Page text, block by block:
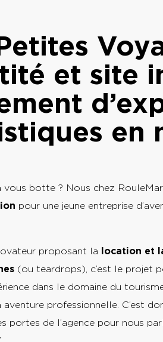
et site
en
vous botte ? Nous chez
pour une jeune entreprise
proposant la
location et
(ou teardrops), c’est le projet
dans le domaine du
professionnelle. C’est
portes de l’agence pour nous